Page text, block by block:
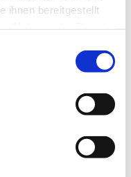
ihnen bereitgestellt
auch